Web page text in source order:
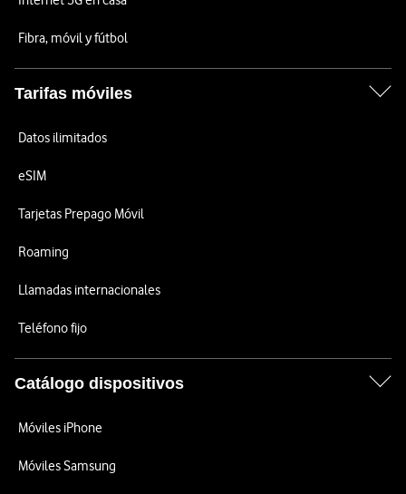
Fibra, móvil y fútbol
Tarifas móviles
Datos ilimitados
eSIM
Tarjetas Prepago Móvil
Roaming
Llamadas internacionales
Teléfono fijo
Catálogo dispositivos
Móviles iPhone
Móviles Samsung